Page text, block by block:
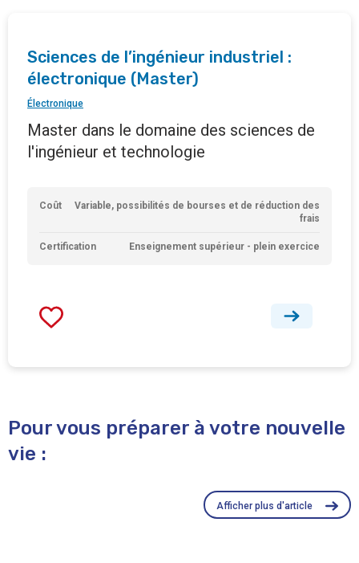
Sciences de l’ingénieur industriel :
électronique (Master)
Électronique
Master dans le domaine des sciences de
l'ingénieur et technologie
Coût
Variable, possibilités de bourses et de réduction des
frais
Certification Enseignement supérieur - plein exercice
Pour vous préparer à votre nouvelle
vie :
Afficher plus d'article